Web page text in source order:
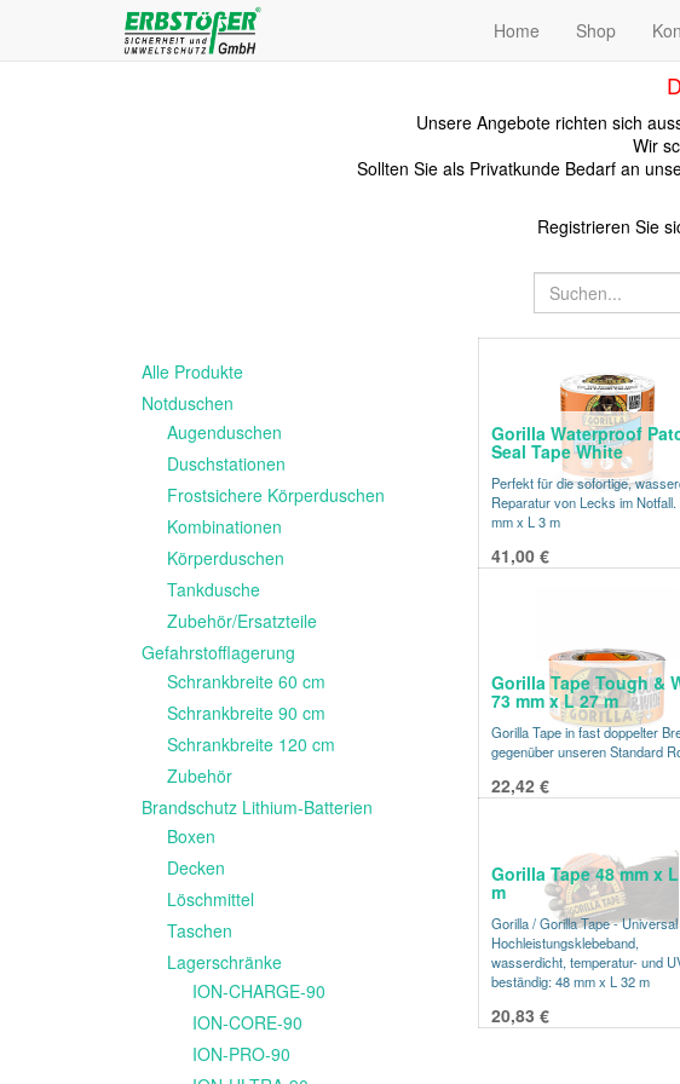
Home Shop
Unsere Angebote richten sich
Wir
Sollten Sie als Privatkunde Bedarf an
Registrieren Sie
Alle Produkte
Notduschen
Augenduschen
Duschstationen
Frostsichere Körperduschen
Kombinationen
Körperduschen
Tankdusche
Zubehör/Ersatzteile
Gefahrstofflagerung
Schrankbreite 60 cm
Schrankbreite 90 cm
Schrankbreite 120 cm
Zubehör
Brandschutz Lithium-Batterien
Boxen
Decken
Löschmittel
Taschen
Lagerschränke
ION-CHARGE-90
ION-CORE-90
ION-PRO-90
Gorilla Waterproof
Seal Tape White
Perfekt für die sofortige,
Reparatur von Lecks im Notfall.
mm x L 3 m
41,00€
Gorilla Tape Tough &
73 mm x L 27 m
Gorilla Tape in fast doppelter
gegenüber unseren Standard
22,42€
Gorilla Tape 48 mm x
m
Gorilla / Gorilla Tape - Universal
Hochleistungsklebeband,
wasserdicht, temperatur- und
beständig: 48 mm x L 32 m
20,83 €